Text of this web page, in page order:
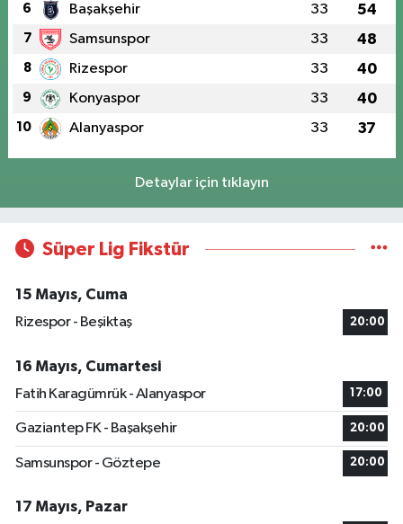
6 Başakşehir 33 54
7 Samsunspor 33 48
8 Rizespor 33 40
9 Konyaspor 33 40
10 Alanyaspor 33 37
Detaylar için tıklayın
Süper Lig Fikstür
15 Mayıs, Cuma
Rizespor - Beşiktaş
20:00
16 Mayıs, Cumartesi
Fatih Karagümrük - Alanyaspor
17:00
Gaziantep FK - Başakşehir 20:00
Samsunspor - Göztepe 20:00
17 Mayıs, Pazar